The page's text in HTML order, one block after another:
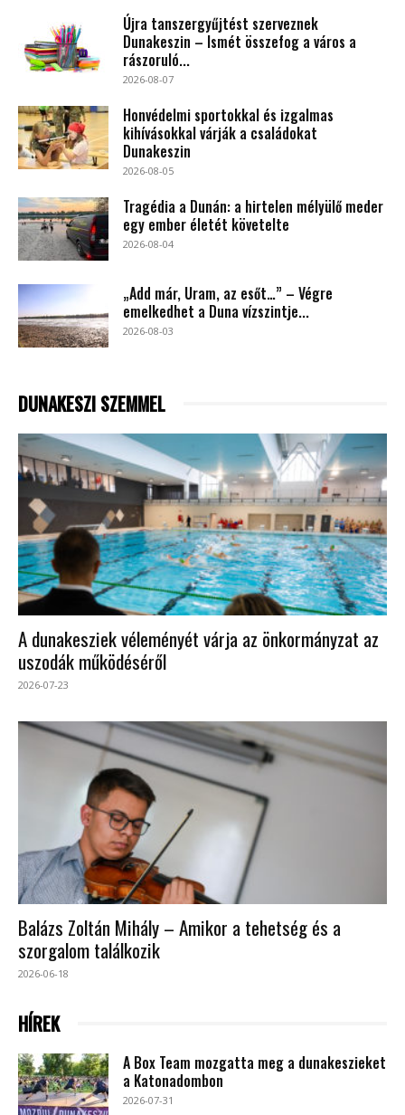
Újra tanszergyűjtést szerveznek
Dunakeszin – Ismét összefog a város a
rászoruló...
2026-08-07
Honvédelmi sportokkal és izgalmas
kihívásokkal várják a családokat
Dunakeszin
2026-08-05
Tragédia a Dunán: a hirtelen mélyülő meder
egy ember életét követelte
2026-08-04
„Add már, Uram, az esőt…” – Végre
emelkedhet a Duna vízszintje...
2026-08-03
DUNAKESZI SZEMMEL
A dunakesziek véleményét várja az önkormányzat az
uszodák működéséről
2026-07-23
Balázs Zoltán Mihály – Amikor a tehetség és a
szorgalom találkozik
2026-06-18
HÍREK
A Box Team mozgatta meg a dunakeszieket
a Katonadombon
2026-07-31